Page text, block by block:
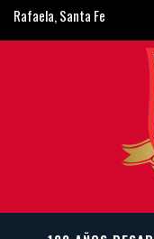
Rafaela, Santa Fe
ligarafaelina@gmail.com